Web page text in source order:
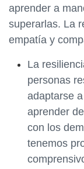
aprender a
superarlas. La
empatía y
La
personas
adaptarse
aprender
con los
tenemos